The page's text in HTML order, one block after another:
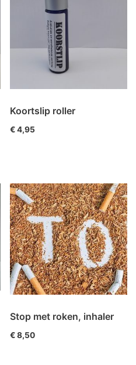
Koortslip roller
€4,95
Stop met roken, inhaler
€8,50